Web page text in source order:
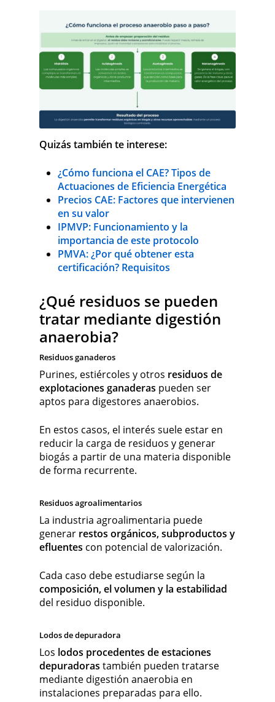
Quizás también te interese:
¿Cómo funciona el CAE? Tipos de
Actuaciones de Eficiencia Energética
Precios CAE: Factores que intervienen
en su valor
IPMVP: Funcionamiento y la
importancia de este protocolo
PMVA: ¿Por qué obtener esta
certificación? Requisitos
¿Qué residuos se pueden
tratar mediante digestión
anaerobia?
Residuos ganaderos
Purines, estiércoles y otros residuos de
explotaciones ganaderas pueden ser
aptos para digestores anaerobios.
En estos casos, el interés suele estar en
reducir la carga de residuos y generar
biogás a partir de una materia disponible
de forma recurrente.
Residuos agroalimentarios
La industria agroalimentaria puede
generar restos orgánicos, subproductos y
efluentes con potencial de valorización.
Cada caso debe estudiarse según la
composición, el volumen y la estabilidad
del residuo disponible.
Lodos de depuradora
Los lodos procedentes de estaciones
depuradoras también pueden tratarse
mediante digestión anaerobia en
instalaciones preparadas para ello.